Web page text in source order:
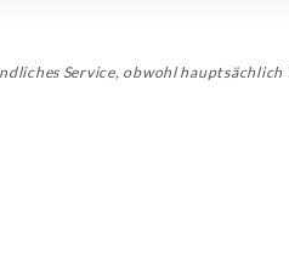
Service, obwohl hauptsächlich